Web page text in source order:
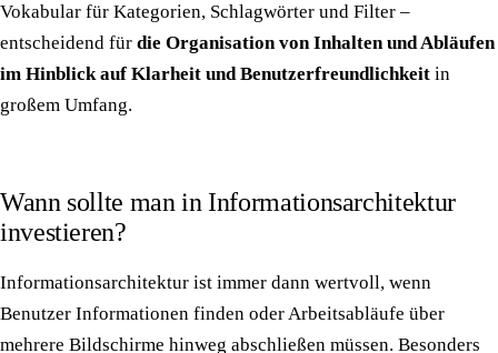
Vokabular für Kategorien, Schlagwörter und Filter –
entscheidend für die Organisation von Inhalten und Abläufen
im Hinblick auf Klarheit und Benutzerfreundlichkeit in
großem Umfang.
Wann sollte man in Informationsarchitektur
investieren?
Informationsarchitektur ist immer dann wertvoll, wenn
Benutzer Informationen finden oder Arbeitsabläufe über
mehrere Bildschirme hinweg abschließen müssen. Besonders